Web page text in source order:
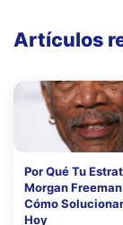
Artículos
Por Qué Tu
Morgan
Cómo
Hoy